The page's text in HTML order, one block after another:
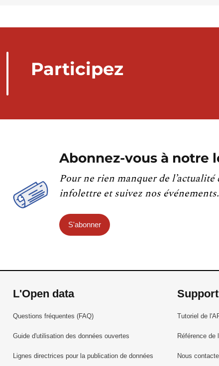
Participez
Abonnez-vous à notre
Pour ne rien manquer de
infolettre et suivez nos événements.
S'abonner
L'Open data
Questions fréquentes (FAQ)
Guide d'utilisation des données ouvertes
Lignes directrices pour la publication de données
Support
Tutoriel de
Référence de
Nous